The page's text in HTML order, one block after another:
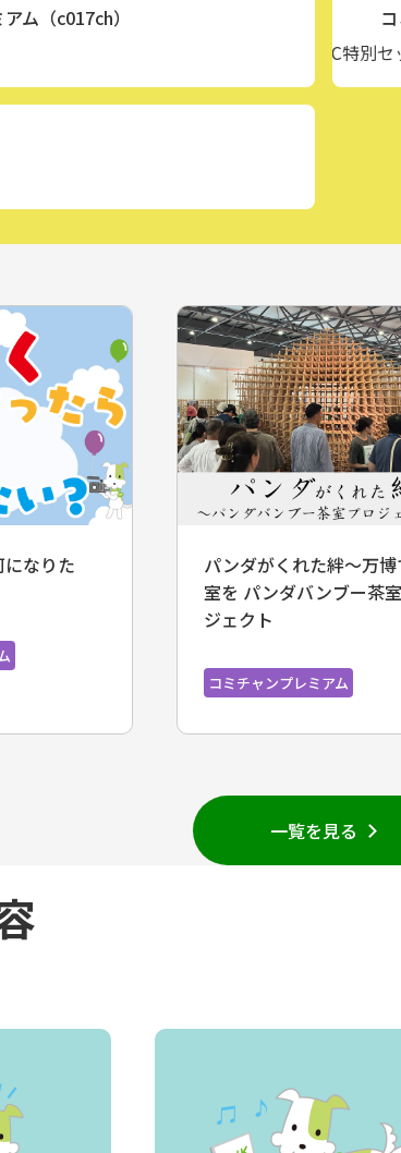
ム（c017ch）
夢の翻訳機 ポケトーク QVC特別セット
万博で茶
茶室プロ
守ろう命～今からできる
が家の防災対策～
一覧を見る